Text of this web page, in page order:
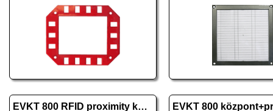
EVKT 800 RFID proximity központi egység